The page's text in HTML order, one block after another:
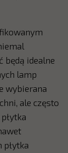
będą idealne
lamp
wybierana
ale często
płytka